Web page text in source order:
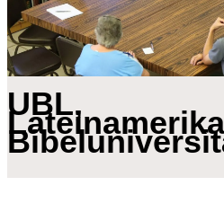
UBL,